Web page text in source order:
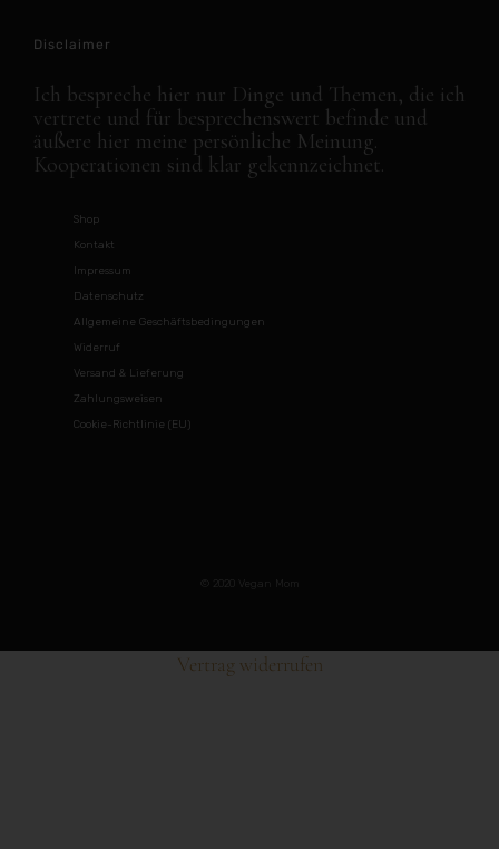
Disclaimer
Ich bespreche hier nur Dinge und Themen, die ich
vertrete und für besprechenswert befinde und
äußere hier meine persönliche Meinung.
Kooperationen sind klar gekennzeichnet.
Shop
Kontakt
Impressum
Datenschutz
Allgemeine Geschäftsbedingungen
Widerruf
Versand & Lieferung
Zahlungsweisen
Cookie-Richtlinie (EU)
© 2020 Vegan Mom
Vertrag widerrufen